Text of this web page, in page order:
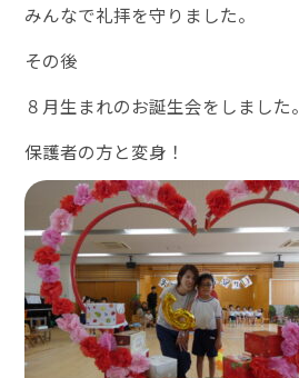
みんなで礼拝を守りました。
その後
８月生まれのお誕生会をしました。
保護者の方と変身！